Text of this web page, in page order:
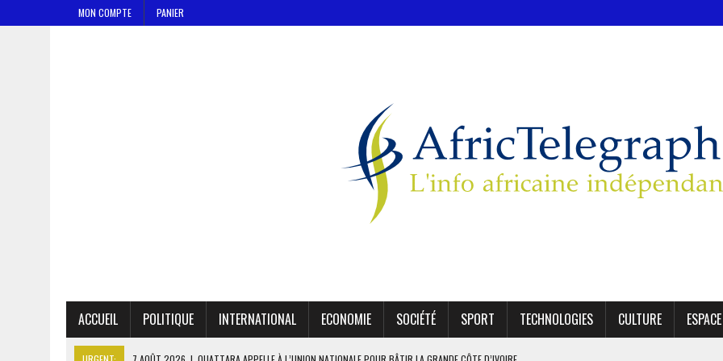
MON COMPTE PANIER
ACCUEIL POLITIQUE INTERNATIONAL ECONOMIE SOCIÉTÉ SPORT TECHNOLOGIES CULTURE